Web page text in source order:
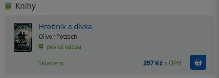
Knihy
Hrobník a dívka
Oliver Pötzsch
pevná vazba
Skladem 357 Kč s DPH